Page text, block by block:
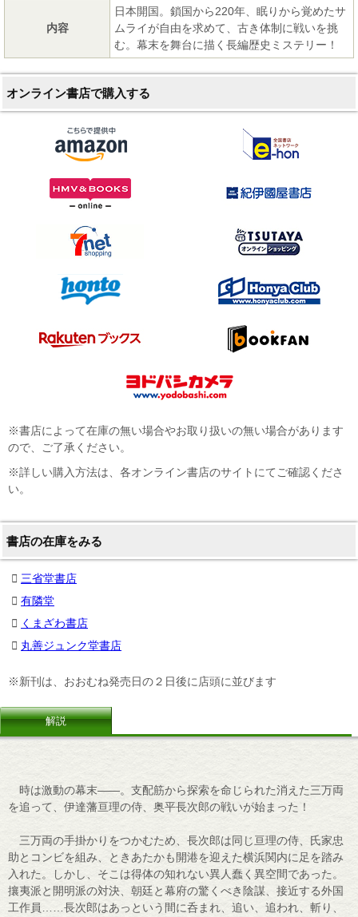
内容
日本開国。鎖国から220年、眠りから覚めたサ
ムライが自由を求めて、古き体制に戦いを挑
む。幕末を舞台に描く長編歴史ミステリー！
オンライン書店で購入する
※書店によって在庫の無い場合やお取り扱いの無い場合があります
ので、ご了承ください。
※詳しい購入方法は、各オンライン書店のサイトにてご確認くださ
い。
書店の在庫をみる
三省堂書店
有隣堂
くまざわ書店
丸善ジュンク堂書店
※新刊は、おおむね発売日の２日後に店頭に並びます
解説
時は激動の幕末――。支配筋から探索を命じられた消えた三万両
を追って、伊達藩亘理の侍、奥平長次郎の戦いが始まった！
三万両の手掛かりをつかむため、長次郎は同じ亘理の侍、氏家忠
助とコンビを組み、ときあたかも開港を迎えた横浜関内に足を踏み
入れた。しかし、そこは得体の知れない異人蠢く異空間であった。
攘夷派と開明派の対決、朝廷と幕府の驚くべき陰謀、接近する外国
工作員……長次郎はあっという間に呑まれ、追い、追われ、斬り、